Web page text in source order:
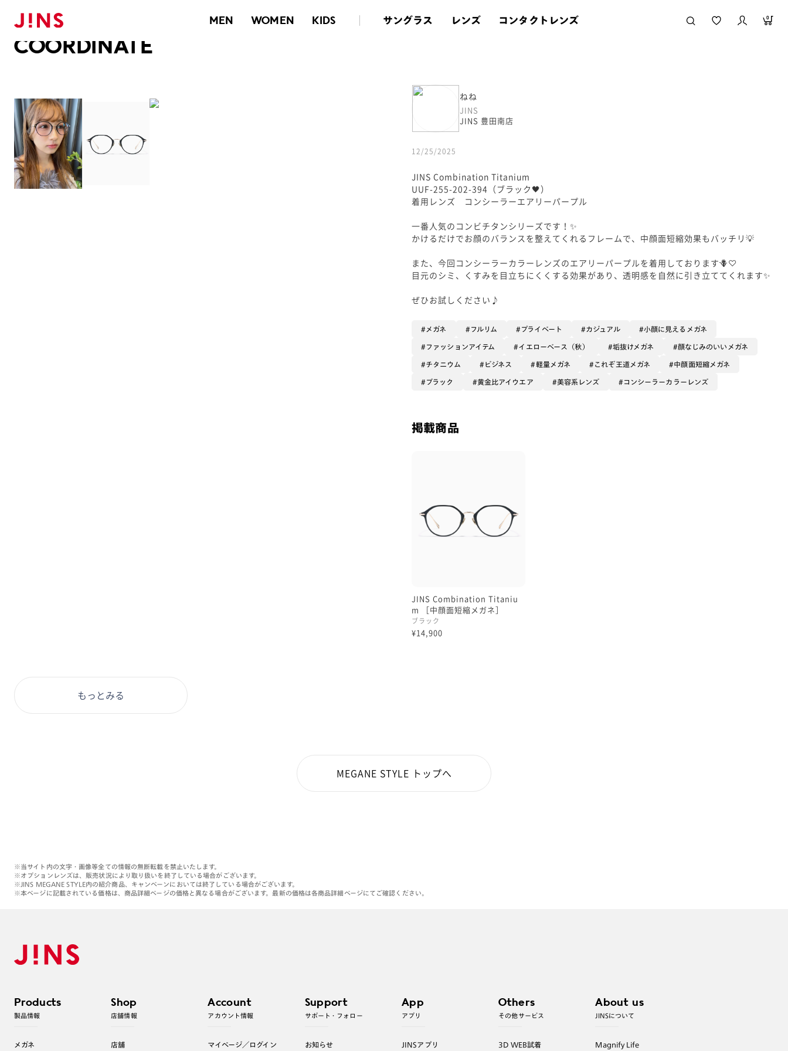
MEN WOMEN KIDS サングラス レンズ コンタクトレンズ 0
メガネのJINS TOP
COORDINATE
ねね
JINS
JINS 豊田南店
12/25/2025
JINS Combination Titanium
UUF-255-202-394（ブラック🖤）
着用レンズ コンシーラーエアリーパープル
一番人気のコンビチタンシリーズです！✨
かけるだけでお顔のバランスを整えてくれるフレームで、中顔面短縮効果もバッチリ💡
また、今回コンシーラーカラーレンズのエアリーパープルを着用しております🪻♡
目元のシミ、くすみを目立ちにくくする効果があり、透明感を自然に引き立ててくれます✨
ぜひお試しください♪
メガネ フルリム プライベート カジュアル 小顔に見えるメガネ
ファッションアイテム イエローベース（秋） 垢抜けメガネ 顔なじみのいいメガネ
チタニウム ビジネス 軽量メガネ これぞ王道メガネ 中顔面短縮メガネ
ブラック 黄金比アイウエア 美容系レンズ コンシーラーカラーレンズ
掲載商品
JINS Combination Titaniu
m ［中顔面短縮メガネ］
ブラック
¥14,900
もっとみる
MEGANE STYLE トップへ
※当サイト内の文字・画像等全ての情報の無断転載を禁止いたします。
※オプションレンズは、販売状況により取り扱いを終了している場合がございます。
※JINS MEGANE STYLE内の紹介商品、キャンペーンにおいては終了している場合がございます。
※本ページに記載されている価格は、商品詳細ページの価格と異なる場合がございます。最新の価格は各商品詳細ページにてご確認ください。
Products
製品情報
メガネ
Shop
店舗情報
店舗
Account
アカウント情報
マイページ／ログイン
Support
サポート・フォロー
お知らせ
App
アプリ
JINSアプリ
Others
その他サービス
3D WEB試着
About us
JINSについて
Magnify Life